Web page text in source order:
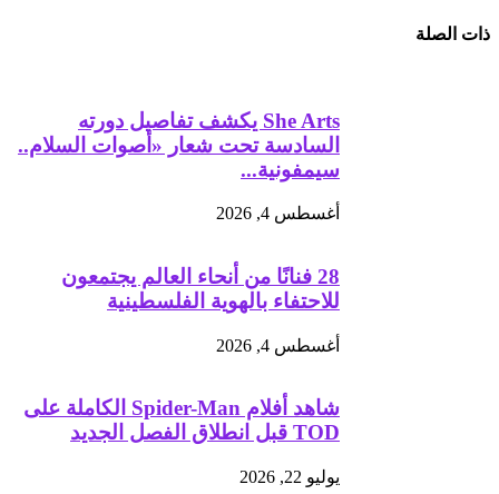
ذات الصلة
She Arts يكشف تفاصيل دورته
السادسة تحت شعار «أصوات السلام..
سيمفونية...
أغسطس 4, 2026
28 فنانًا من أنحاء العالم يجتمعون
للاحتفاء بالهوية الفلسطينية
أغسطس 4, 2026
شاهد أفلام Spider-Man الكاملة على
TOD قبل انطلاق الفصل الجديد
يوليو 22, 2026